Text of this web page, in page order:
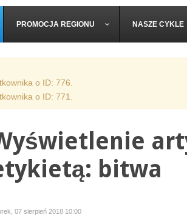
PROMOCJA REGIONU NASZE CYKLE
o ID: 776.
o ID: 771.
bitwa
07 sierpień 2018 10:00